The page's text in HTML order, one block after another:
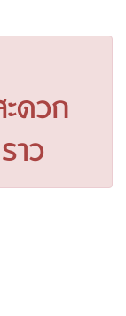
ดวก
าว